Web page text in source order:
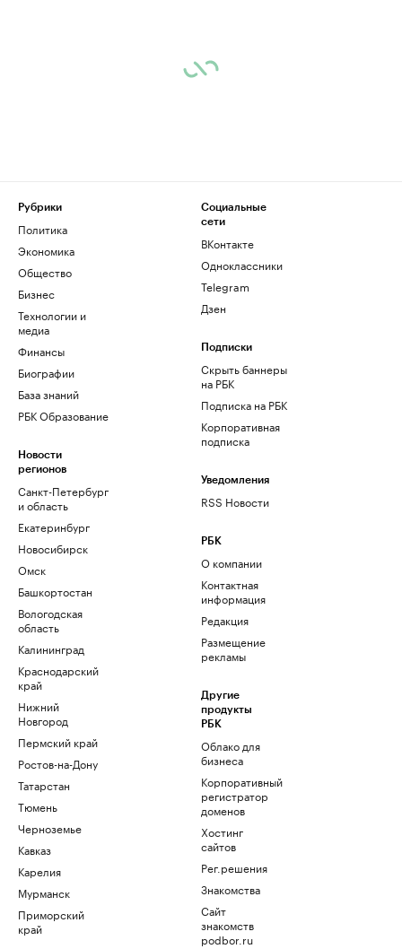
Рубрики
Политика
Экономика
Общество
Бизнес
Технологии и
медиа
Финансы
Биографии
База знаний
РБК Образование
Новости
регионов
Санкт-Петербург
и область
Екатеринбург
Новосибирск
Омск
Башкортостан
Вологодская
область
Калининград
Краснодарский
край
Нижний
Новгород
Пермский край
Ростов-на-Дону
Татарстан
Тюмень
Черноземье
Кавказ
Карелия
Мурманск
Приморский
край
Социальные
сети
ВКонтакте
Одноклассники
Telegram
Дзен
Подписки
Скрыть баннеры
на РБК
Подписка на РБК
Корпоративная
подписка
Уведомления
RSS Новости
РБК
О компании
Контактная
информация
Редакция
Размещение
рекламы
Другие
продукты
РБК
Облако для
бизнеса
Корпоративный
регистратор
доменов
Хостинг
сайтов
Рег.решения
Знакомства
Сайт
знакомств
podbor.ru